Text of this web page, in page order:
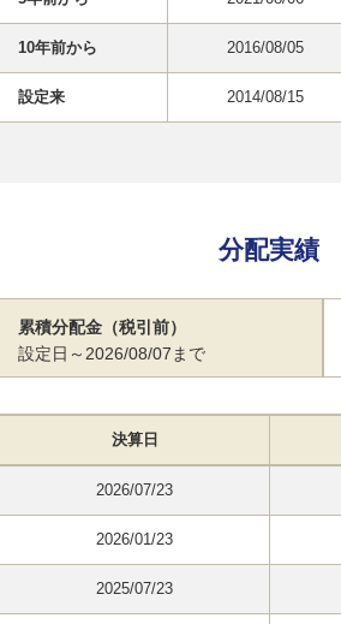
10年前から 2016/08/05
設定来 2014/08/15
分配実績
累積分配金（税引前）
設定日～2026/08/07まで
決算日
2026/07/23
2026/01/23
2025/07/23